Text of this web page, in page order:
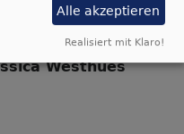
Westhues
Alle akzeptieren
Realisiert mit Klaro!